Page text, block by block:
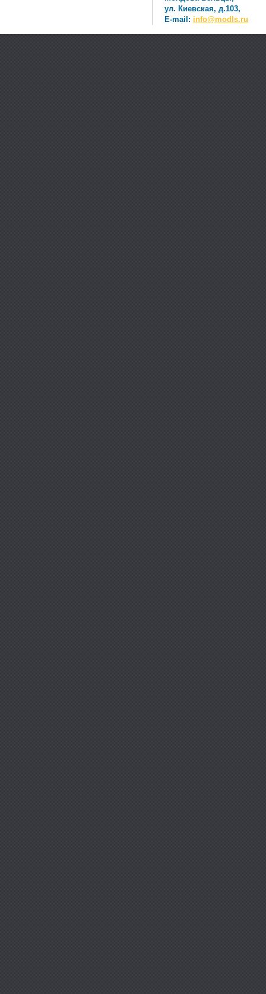
ул. Киевская, д.103,
E-mail: info@modls.ru